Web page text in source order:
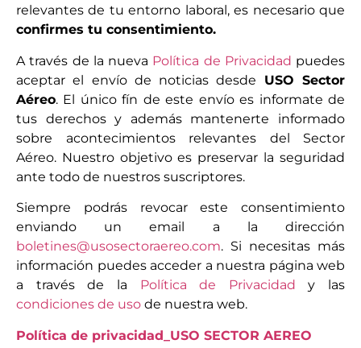
relevantes de tu entorno laboral, es necesario que
confirmes tu consentimiento.
A través de la nueva Política de Privacidad puedes
aceptar el envío de noticias desde USO Sector
Aéreo. El único fín de este envío es informate de
tus derechos y además mantenerte informado
sobre acontecimientos relevantes del Sector
Aéreo. Nuestro objetivo es preservar la seguridad
ante todo de nuestros suscriptores.
Siempre podrás revocar este consentimiento
enviando un email a la dirección
boletines@usosectoraereo.com. Si necesitas más
información puedes acceder a nuestra página web
a través de la Política de Privacidad y las
condiciones de uso de nuestra web.
Política de privacidad_USO SECTOR AEREO